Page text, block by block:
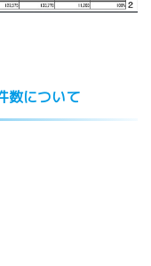
数について